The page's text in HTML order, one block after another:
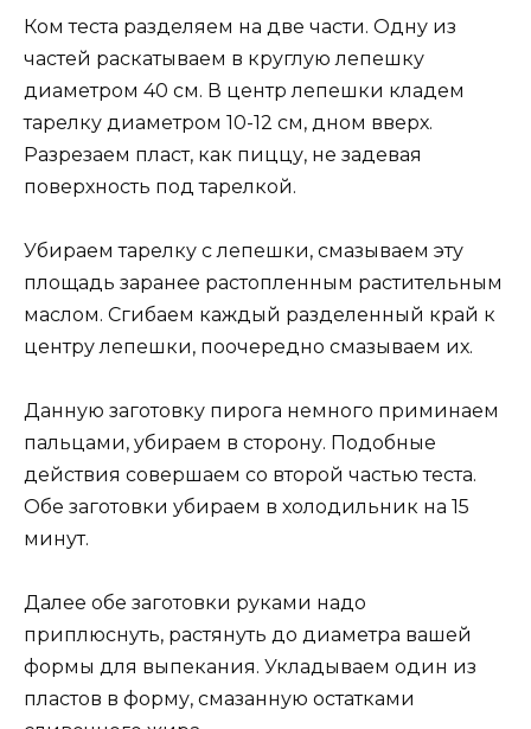
Ком теста разделяем на две части. Одну из
частей раскатываем в круглую лепешку
диаметром 40 см. В центр лепешки кладем
тарелку диаметром 10-12 см, дном вверх.
Разрезаем пласт, как пиццу, не задевая
поверхность под тарелкой.
Убираем тарелку с лепешки, смазываем эту
площадь заранее растопленным растительным
маслом. Сгибаем каждый разделенный край к
центру лепешки, поочередно смазываем их.
Данную заготовку пирога немного приминаем
пальцами, убираем в сторону. Подобные
действия совершаем со второй частью теста.
Обе заготовки убираем в холодильник на 15
минут.
Далее обе заготовки руками надо
приплюснуть, растянуть до диаметра вашей
формы для выпекания. Укладываем один из
пластов в форму, смазанную остатками